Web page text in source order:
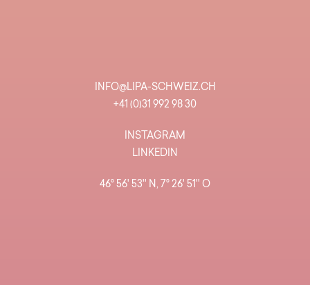
INFO@LIPA-SCHWEIZ.CH
+41 (0)31 992 98 30
INSTAGRAM
LINKEDIN
46° 56' 53'' N, 7° 26' 51'' O